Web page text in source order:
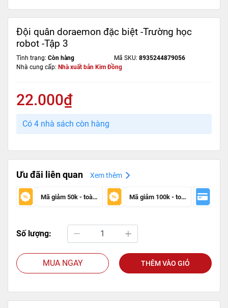
Đội quân doraemon đặc biệt -Trường học
robot -Tập 3
Tình trạng: Còn hàng Mã SKU: 8935244879056
Nhà cung cấp: Nhà xuất bản Kim Đồng
22.000₫
Có 4 nhà sách còn hàng
Ưu đãi liên quan Xem thêm
Mã giảm 50k - toàn sàn Mã giảm 100k - toàn sàn
Số lượng:
MUA NGAY THÊM VÀO GIỎ